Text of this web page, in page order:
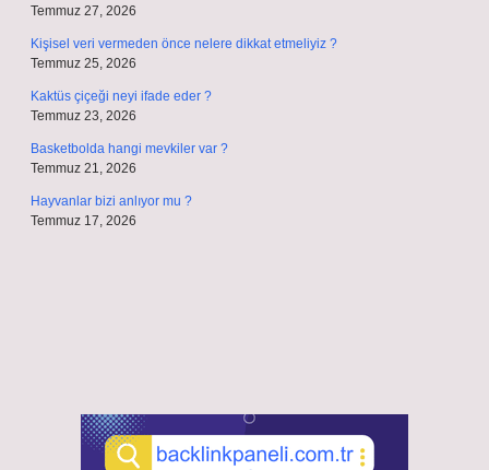
Temmuz 27, 2026
Kişisel veri vermeden önce nelere dikkat etmeliyiz ?
Temmuz 25, 2026
Kaktüs çiçeği neyi ifade eder ?
Temmuz 23, 2026
Basketbolda hangi mevkiler var ?
Temmuz 21, 2026
Hayvanlar bizi anlıyor mu ?
Temmuz 17, 2026